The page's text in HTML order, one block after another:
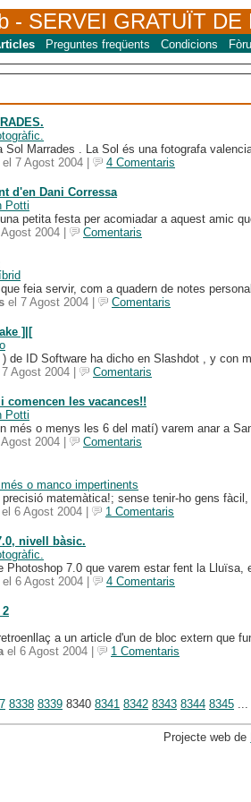
- SERVEI GRATUÏT DE
Preguntes freqüents Condicions
Sol Marrades . La Sol és una fotografa
el 7 Agost 2004 | 4 Comentaris
d'en Dani Corressa
Potti
petita festa per acomiadar a aquest amic
2004 | Comentaris
feia servir, com a quadern de notes
el 7 Agost 2004 | Comentaris
]|[
de ID Software ha dicho en Slashdot , y con
Agost 2004 | Comentaris
comencen les vacances!!
Potti
més o menys les 6 del matí) varem anar a
2004 | Comentaris
o manco impertinents
precisió matemàtica!; sense tenir-ho gens
el 6 Agost 2004 | 1 Comentaris
nivell bàsic.
Photoshop 7.0 que varem estar fent la
el 6 Agost 2004 | 4 Comentaris
2
a un article d'un de bloc extern que
el 6 Agost 2004 | 1 Comentaris
8338 8339 8340 8341 8342 8343 8344 8345 ...
Projecte web de